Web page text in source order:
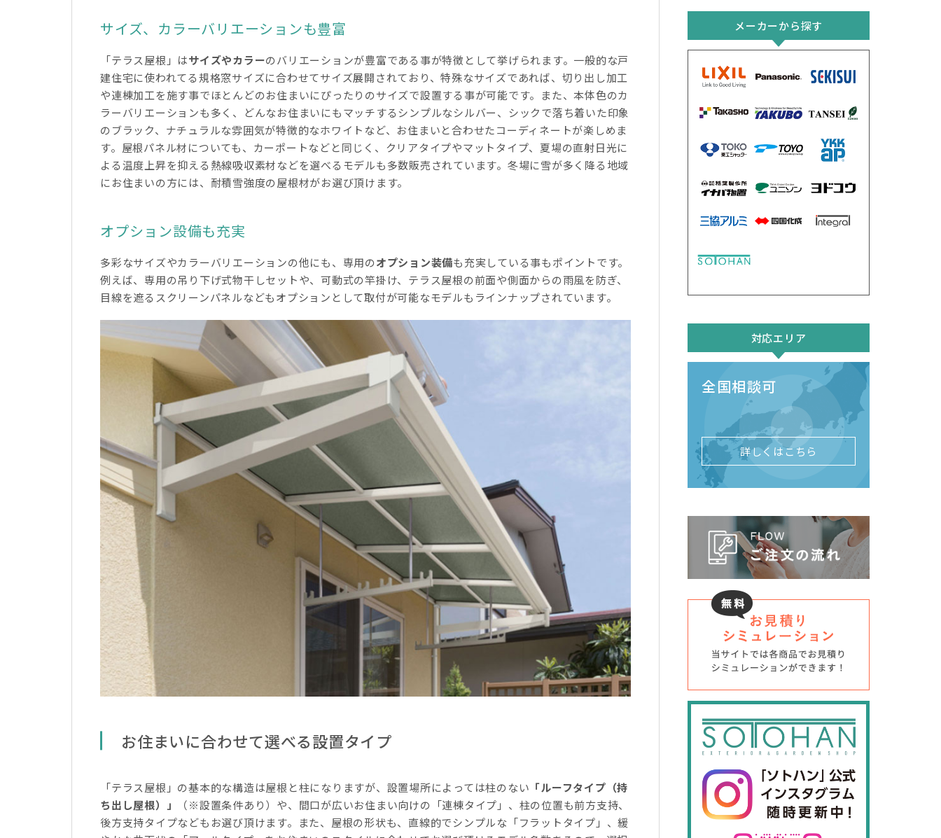
サイズ、カラーバリエーションも豊富
「テラス屋根」はサイズやカラーのバリエーションが豊富である事が特徴として挙げられます。一般的な戸
建住宅に使われてる規格窓サイズに合わせてサイズ展開されており、特殊なサイズであれば、切り出し加工
や連棟加工を施す事でほとんどのお住まいにぴったりのサイズで設置する事が可能です。また、本体色のカ
ラーバリエーションも多く、どんなお住まいにもマッチするシンプルなシルバー、シックで落ち着いた印象
のブラック、ナチュラルな雰囲気が特徴的なホワイトなど、お住まいと合わせたコーディネートが楽しめま
す。屋根パネル材についても、カーポートなどと同じく、クリアタイプやマットタイプ、夏場の直射日光に
よる温度上昇を抑える熱線吸収素材などを選べるモデルも多数販売されています。冬場に雪が多く降る地域
にお住まいの方には、耐積雪強度の屋根材がお選び頂けます。
オプション設備も充実
多彩なサイズやカラーバリエーションの他にも、専用のオプション装備も充実している事もポイントです。
例えば、専用の吊り下げ式物干しセットや、可動式の竿掛け、テラス屋根の前面や側面からの雨風を防ぎ、
目線を遮るスクリーンパネルなどもオプションとして取付が可能なモデルもラインナップされています。
お住まいに合わせて選べる設置タイプ
「テラス屋根」の基本的な構造は屋根と柱になりますが、設置場所によっては柱のない 「ルーフタイプ（持
ち出し屋根）」
（※設置条件あり）や、間口が広いお住まい向けの「連棟タイプ」、柱の位置も前方支持、
後方支持タイプなどもお選び頂けます。また、屋根の形状も、直線的でシンプルな「フラットタイプ」、緩
メーカーから探す
対応エリア
全国相談可
詳しくはこちら